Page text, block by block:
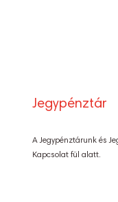
Jegypénztár
A Jegypénztárunk és
Kapcsolat fül alatt.